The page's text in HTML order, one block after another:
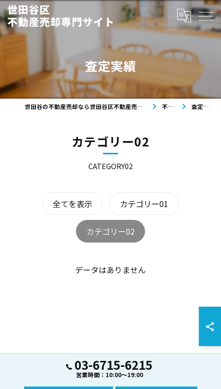
査定実績
世田谷の不動産売却なら世田谷区不動産売却専門サイト 不動産 査定実績
カテゴリー02
CATEGORY02
全てを表示 カテゴリー01
カテゴリー02
データはありません
03-6715-6215
営業時間：10:00～19:00